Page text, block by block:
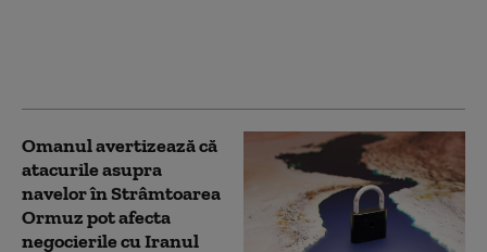
Omanul avertizează că
atacurile asupra
navelor în Strâmtoarea
Ormuz pot afecta
negocierile cu Iranul